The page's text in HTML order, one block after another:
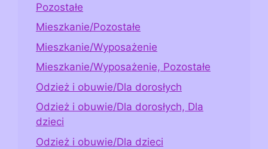
Pozostałe
Mieszkanie/Pozostałe
Mieszkanie/Wyposażenie
Mieszkanie/Wyposażenie, Pozostałe
Odzież i obuwie/Dla dorosłych
Odzież i obuwie/Dla dorosłych, Dla
dzieci
Odzież i obuwie/Dla dzieci